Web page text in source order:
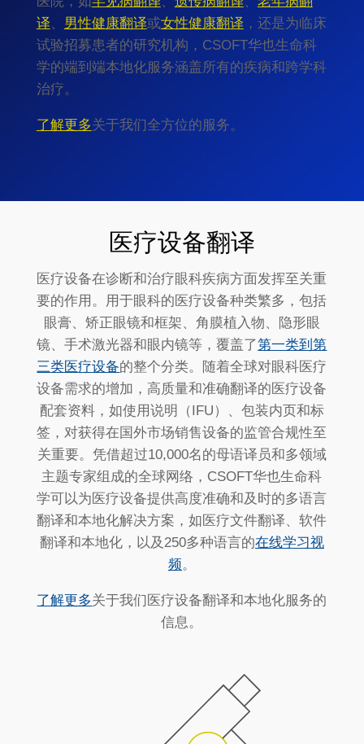
译、 男性健康翻译或女性健康翻译 ，还是为临床
试验招募患者的研究机构，CSOFT华也生命科
学的端到端本地化服务涵盖所有的疾病和跨学科
治疗。
了解更多关于我们全方位的服务。
医疗设备翻译
医疗设备在诊断和治疗眼科疾病方面发挥至关重
要的作用。用于眼科的医疗设备种类繁多，包括
眼膏、矫正眼镜和框架、角膜植入物、隐形眼
镜、手术激光器和眼内镜等，覆盖了第一类到第
三类医疗设备的整个分类。随着全球对眼科医疗
设备需求的增加，高质量和准确翻译的医疗设备
配套资料，如使用说明（IFU）、包装内页和标
签，对获得在国外市场销售设备的监管合规性至
关重要。凭借超过10,000名的母语译员和多领域
主题专家组成的全球网络，CSOFT华也生命科
学可以为医疗设备提供高度准确和及时的多语言
翻译和本地化解决方案，如医疗文件翻译、软件
翻译和本地化，以及250多种语言的在线学习视
频。
了解更多关于我们医疗设备翻译和本地化服务的
信息。